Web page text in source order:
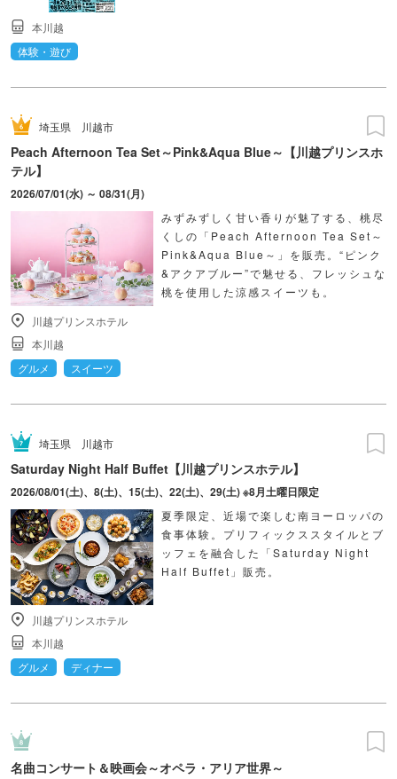
本川越
体験・遊び
埼玉県 川越市
Peach Afternoon Tea Set～Pink&Aqua Blue～【川越プリンスホ
テル】
2026/07/01(水) ～ 08/31(月)
みずみずしく甘い香りが魅了する、桃尽
くしの「Peach Afternoon Tea Set～
Pink&Aqua Blue～」を販売。“ピンク
&アクアブルー”で魅せる、フレッシュな
桃を使用した涼感スイーツも。
川越プリンスホテル
本川越
グルメ
スイーツ
埼玉県 川越市
Saturday Night Half Buffet【川越プリンスホテル】
2026/08/01(土)、8(土)、15(土)、22(土)、29(土) ※8月土曜日限定
夏季限定、近場で楽しむ南ヨーロッパの
食事体験。プリフィックススタイルとブ
ッフェを融合した「Saturday Night
Half Buffet」販売。
川越プリンスホテル
本川越
グルメ
ディナー
名曲コンサート＆映画会～オペラ・アリア世界～